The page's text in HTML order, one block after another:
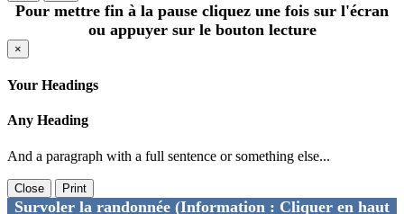
Pour mettre fin à la pause cliquez une fois sur l'écran
ou appuyer sur le bouton lecture
×
Your Headings
Any Heading
And a paragraph with a full sentence or something else...
Close Print
Survoler la randonnée (Information : Cliquer en haut